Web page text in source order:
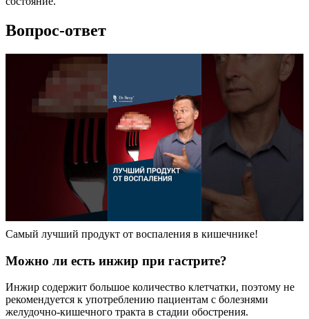
Вопрос-ответ
Самый лучший продукт от воспаления в кишечнике!
Можно ли есть инжир при гастрите?
Инжир содержит большое количество клетчатки, поэтому не
рекомендуется к употреблению пациентам с болезнями
желудочно-кишечного тракта в стадии обострения.